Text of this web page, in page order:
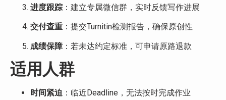
进度跟踪 ：建立专属微信群，实时反馈写作进展
交付查重 ：提交Turnitin检测报告，确保原创性
成绩保障 ：若未达约定标准，可申请原路退款
适用人群
时间紧迫 ：临近Deadline，无法按时完成作业